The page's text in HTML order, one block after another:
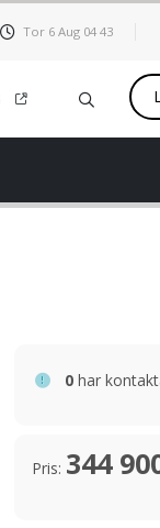
Tor 6 Aug 04 43
0 har
Pris: 344